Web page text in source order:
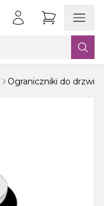
Ograniczniki do drzwi